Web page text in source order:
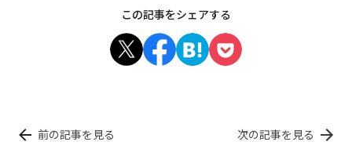
この記事をシェアする
前の記事を見る 次の記事を見る